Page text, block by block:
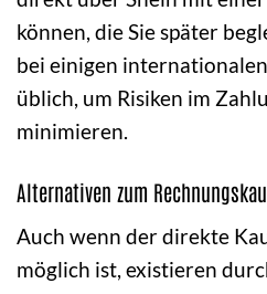
können, die Sie später
bei einigen
üblich, um Risiken im
minimieren.
Alternativen zum
Auch wenn der direkte
möglich ist, existieren